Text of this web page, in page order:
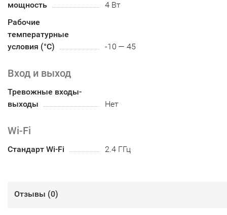
мощность
4 Вт
Рабочие
температурные
условия (°С)
-10 — 45
Вход и выход
Тревожные входы-
выходы
Нет
Wi-Fi
Стандарт Wi-Fi 2.4 ГГц
Отзывы (0)